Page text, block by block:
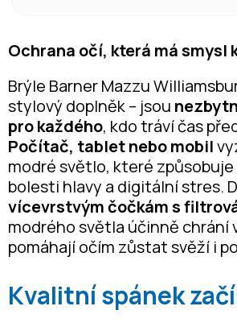
Ochrana očí, která má smysl
Brýle Barner Mazzu
stylový doplněk – jsou
pro každého, kdo tráví čas
Počítač, tablet nebo mobil
modré světlo, které způsobuje
bolesti hlavy a digitální stres.
vícevrstvým čočkám s
modrého světla účinně chrání
pomáhají očím zůstat svěží i
Kvalitní spánek